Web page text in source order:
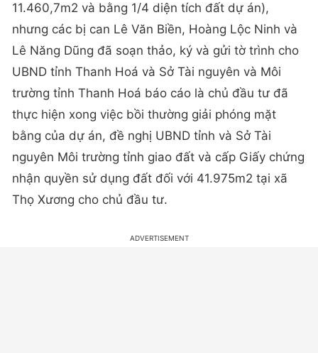
11.460,7m2 và bằng 1/4 diện tích đất dự án),
nhưng các bị can Lê Văn Biền, Hoàng Lộc Ninh và
Lê Năng Dũng đã soạn thảo, ký và gửi tờ trình cho
UBND tỉnh Thanh Hoá và Sở Tài nguyên và Môi
trường tỉnh Thanh Hoá báo cáo là chủ đầu tư đã
thực hiện xong việc bồi thường giải phóng mặt
bằng của dự án, đề nghị UBND tỉnh và Sở Tài
nguyên Môi trường tỉnh giao đất và cấp Giấy chứng
nhận quyền sử dụng đất đối với 41.975m2 tại xã
Thọ Xương cho chủ đầu tư.